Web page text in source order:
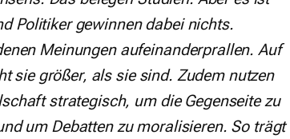
Politiker gewinnen dabei nichts.
Meinungen aufeinanderprallen. Auf
sie größer, als sie sind. Zudem nutzen
strategisch, um die Gegenseite zu
um Debatten zu moralisieren. So trägt